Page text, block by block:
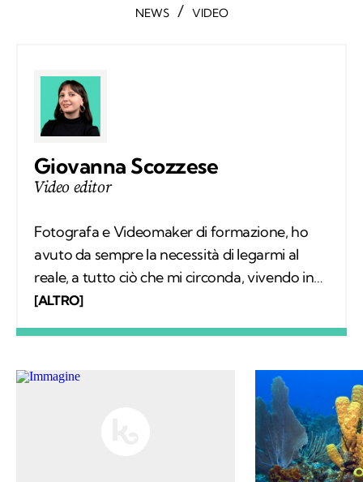
NEWS / VIDEO
Giovanna Scozzese
Video editor
Fotografa e Videomaker di formazione, ho
avuto da sempre la necessità di legarmi al
reale, a tutto ciò che mi circonda, vivendo in
simbiosi con il mondo esterno. La natura fa
giorno di fortificare il mio interesse su ciò che
potremmo creare e cambiare nei confronti
del nostro Pianeta, un luogo in cui noi siamo
[ALTRO]